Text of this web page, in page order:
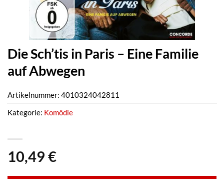
Die Sch’tis in Paris – Eine Familie
auf Abwegen
10,49 €
Artikelnummer: 4010324042811
Kategorie: Komödie